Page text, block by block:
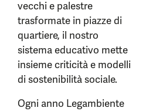
vecchi e palestre
trasformate in piazze di
quartiere, il nostro
sistema educativo mette
insieme criticità e modelli
di sostenibilità sociale.
Ogni anno Legambiente